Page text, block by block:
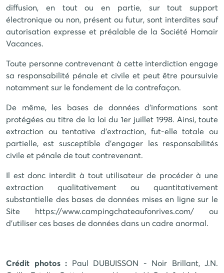
diffusion, en tout ou en partie, sur tout support
électronique ou non, présent ou futur, sont interdites sauf
autorisation expresse et préalable de la Société Homair
Vacances.
Toute personne contrevenant à cette interdiction engage
sa responsabilité pénale et civile et peut être poursuivie
notamment sur le fondement de la contrefaçon.
De même, les bases de données d'informations sont
protégées au titre de la loi du 1er juillet 1998. Ainsi, toute
extraction ou tentative d'extraction, fut-elle totale ou
partielle, est susceptible d'engager les responsabilités
civile et pénale de tout contrevenant.
Il est donc interdit à tout utilisateur de procéder à une
extraction qualitativement ou quantitativement
substantielle des bases de données mises en ligne sur le
Site https://www.campingchateaufonrives.com/ ou
d'utiliser ces bases de données dans un cadre anormal.
Crédit photos : Paul DUBUISSON - Noir Brillant, J.N.